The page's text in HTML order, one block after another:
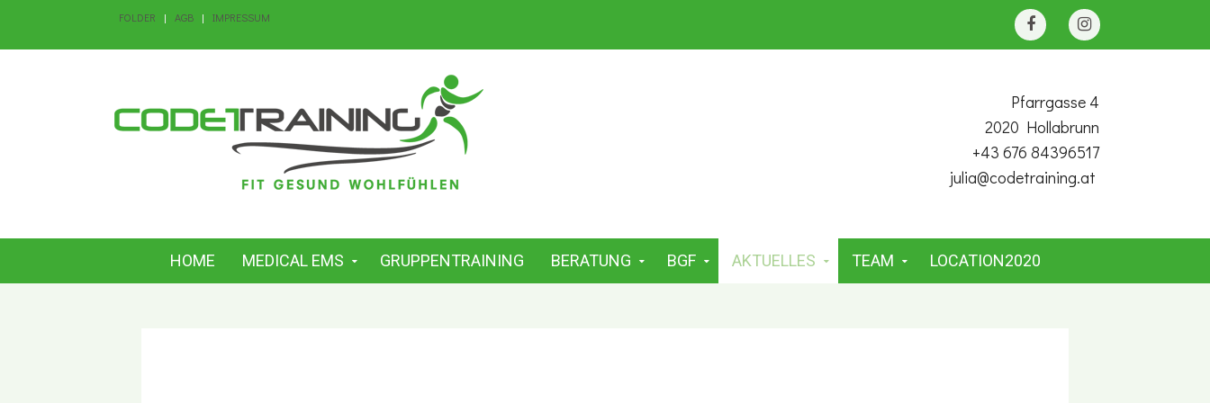
FOLDER AGB IMPRESSUM
Pfarrgasse 4
2020 Hollabrunn
+43 676 84396517
julia@codetraining.at
HOME MEDICAL EMS GRUPPENTRAINING BERATUNG BGF AKTUELLES TEAM LOCATION2020